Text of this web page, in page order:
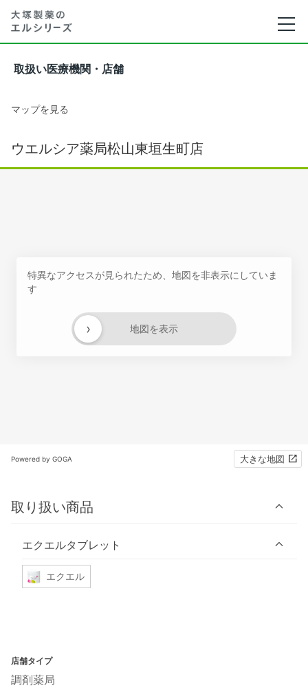
取扱い医療機関・店舗
マップを見る
ウエルシア薬局松山東垣生町店
特異なアクセスが見られたため、地図を非表示にしていま
す
地図を表示
›
Powered by GOGA 大きな地図
取り扱い商品
エクエルタブレット
エクエル
店舗タイプ
調剤薬局